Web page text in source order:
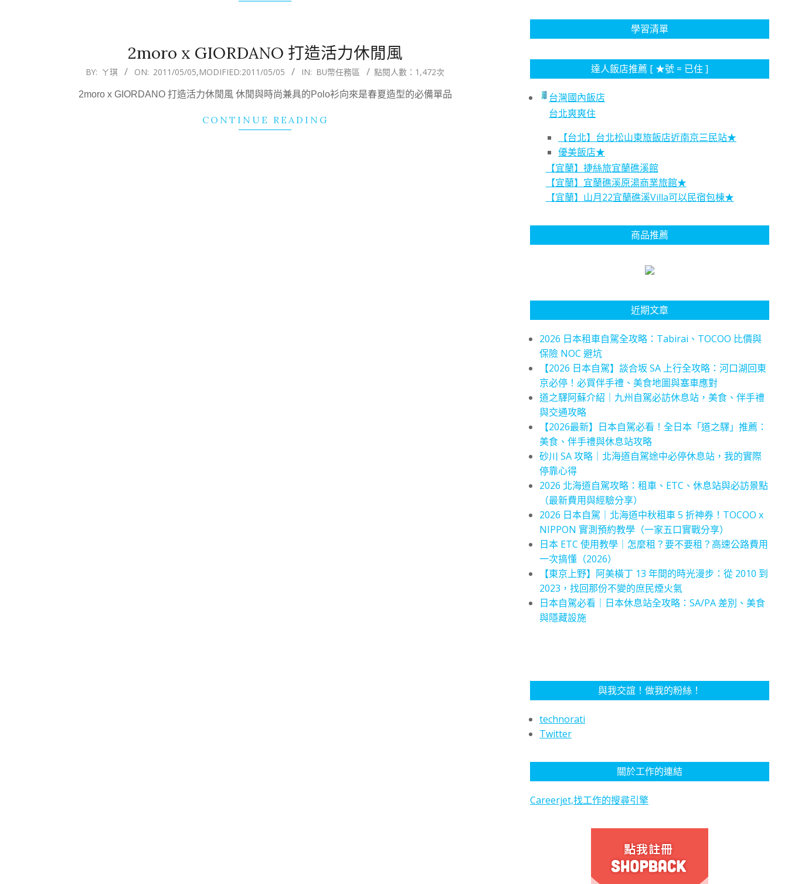
2moro x GIORDANO 打造活力休閒風
BY: ㄚ琪 ON: 2011/05/05,MODIFIED:2011/05/05 IN: BU幣任務區 點閱人數：1,472次
2moro x GIORDANO 打造活力休閒風 休閒與時尚兼具的Polo衫向來是春夏造型的必備單品
CONTINUE READING
學習清單
達人飯店推薦 [ ★號 = 已住 ]
台灣國內飯店
台北爽爽住
【台北】台北松山東旅飯店近南京三民站★
優美飯店★
【宜蘭】捷絲旅宜蘭礁溪館
【宜蘭】宜蘭礁溪原湯商業旅館★
【宜蘭】山月22宜蘭礁溪Villa可以民宿包棟★
商品推薦
近期文章
2026 日本租車自駕全攻略：Tabirai、TOCOO 比價與
保險 NOC 避坑
【2026 日本自駕】談合坂 SA 上行全攻略：河口湖回東
京必停！必買伴手禮、美食地圖與塞車應對
道之驛阿蘇介紹｜九州自駕必訪休息站，美食、伴手禮
與交通攻略
【2026最新】日本自駕必看！全日本「道之驛」推薦：
美食、伴手禮與休息站攻略
砂川 SA 攻略｜北海道自駕途中必停休息站，我的實際
停靠心得
2026 北海道自駕攻略：租車、ETC、休息站與必訪景點
（最新費用與經驗分享）
2026 日本自駕｜北海道中秋租車 5 折神券！TOCOO x
NIPPON 實測預約教學（一家五口實戰分享）
日本 ETC 使用教學｜怎麼租？要不要租？高速公路費用
一次搞懂（2026）
【東京上野】阿美橫丁 13 年間的時光漫步：從 2010 到
2023，找回那份不變的庶民煙火氣
日本自駕必看｜日本休息站全攻略：SA/PA 差別、美食
與隱藏設施
與我交誼！做我的粉絲！
technorati
Twitter
關於工作的連結
Careerjet,找工作的搜尋引擎